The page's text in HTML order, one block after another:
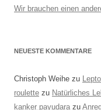
Wir brauchen einen
NEUESTE KOMMENTARE
Christoph Weihe zu
roulette zu Natürliches
kanker payudara zu